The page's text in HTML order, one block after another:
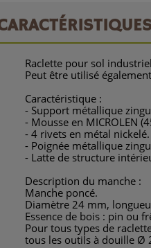
Raclette pour sol
Peut être utilisé
Caractéristique :
- Support métallique
- Mousse en MICROLEN
- 4 rivets en métal nickelé.
- Poignée métallique
- Latte de structure
Description du manche :
Manche poncé.
Diamètre 24 mm,
Essence de bois : pin ou
Pour tous types de
tous les outils à douille Ø